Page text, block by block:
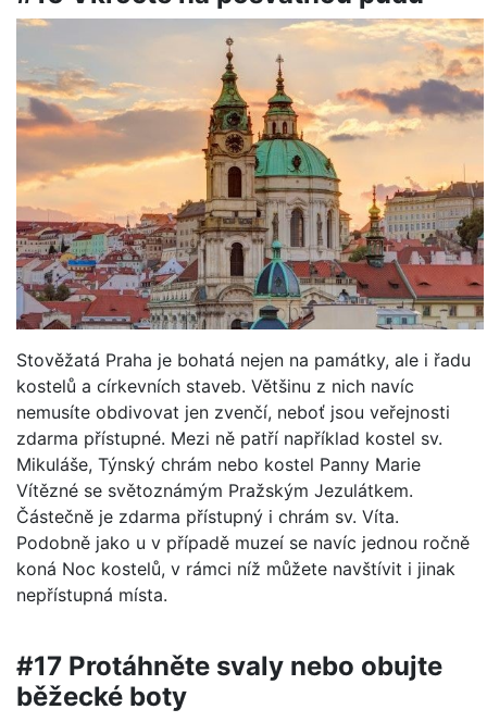
Stověžatá Praha je bohatá nejen na památky, ale i řadu
kostelů a církevních staveb. Většinu z nich navíc
nemusíte obdivovat jen zvenčí, neboť jsou veřejnosti
zdarma přístupné. Mezi ně patří například kostel sv.
Mikuláše, Týnský chrám nebo kostel Panny Marie
Vítězné se světoznámým Pražským Jezulátkem.
Částečně je zdarma přístupný i chrám sv. Víta.
Podobně jako u v případě muzeí se navíc jednou ročně
koná Noc kostelů, v rámci níž můžete navštívit i jinak
nepřístupná místa.
#17 Protáhněte svaly nebo obujte
běžecké boty